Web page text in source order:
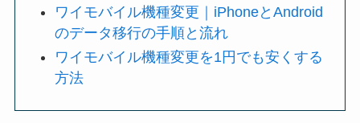
ワイモバイル機種変更｜iPhoneとAndroid
のデータ移行の手順と流れ
ワイモバイル機種変更を1円でも安くする
方法